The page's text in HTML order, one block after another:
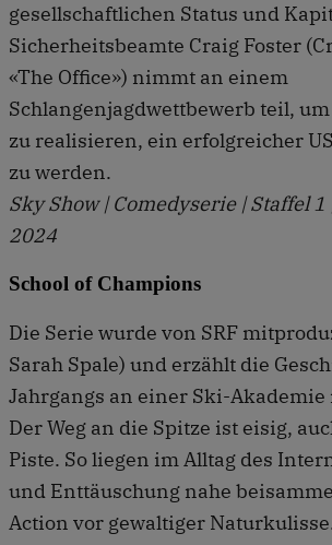
gesellschaftlichen Status und
Sicherheitsbeamte Craig Foster
«The Office») nimmt an einem
Schlangenjagdwettbewerb teil,
zu realisieren, ein erfolgreicher
zu werden.
Sky Show | Comedyserie | Staffel
2024
School of Champions
Die Serie wurde von SRF
Sarah Spale) und erzählt die
Jahrgangs an einer Ski-
Der Weg an die Spitze ist eisig,
Piste. So liegen im Alltag des
und Enttäuschung nahe
Action vor gewaltiger